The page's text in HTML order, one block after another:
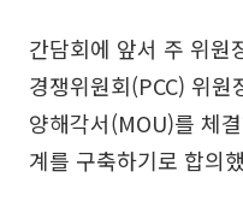
간담회에 앞서 주 위원
경쟁위원회(PCC) 위
양해각서(MOU)를 체
계를 구축하기로 합의